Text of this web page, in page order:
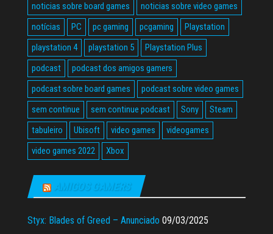
noticias sobre board games
noticias sobre video games
notícias
PC pc gaming pcgaming
Playstation
playstation 4
playstation 5
Playstation Plus
podcast
podcast dos amigos gamers
podcast sobre board games
podcast sobre video games
sem continue
sem continue podcast Sony
Steam
tabuleiro
Ubisoft video games
videogames
video games 2022
Xbox
AMIGOS GAMERS
Styx: Blades of Greed – Anunciado 09/03/2025